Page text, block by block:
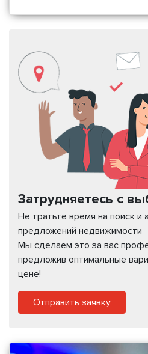
Затрудняетесь с
Не тратьте время на поиск и
предложений недвижимости
Мы сделаем это за вас
предложив оптимальные
цене!
Отправить заявку